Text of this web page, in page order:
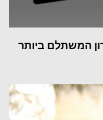
המשתלם ביותר